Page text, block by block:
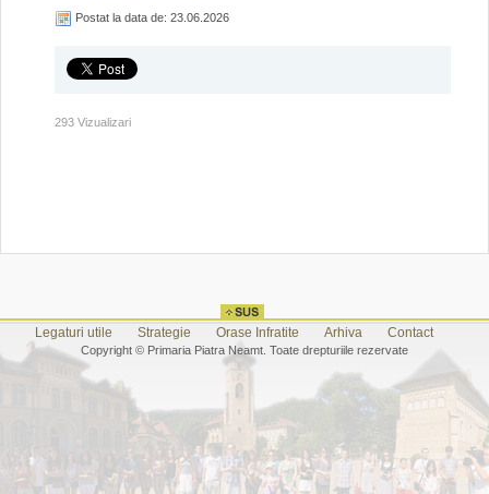
Postat la data de: 23.06.2026
293 Vizualizari
Legaturi utile Strategie Orase Infratite Arhiva Contact
Copyright © Primaria Piatra Neamt. Toate drepturiile rezervate